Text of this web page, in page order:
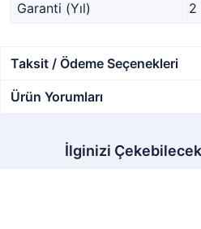
Garanti (Yıl)
2
Taksit / Ödeme Seçenekleri
Ürün Yorumları
İlginizi